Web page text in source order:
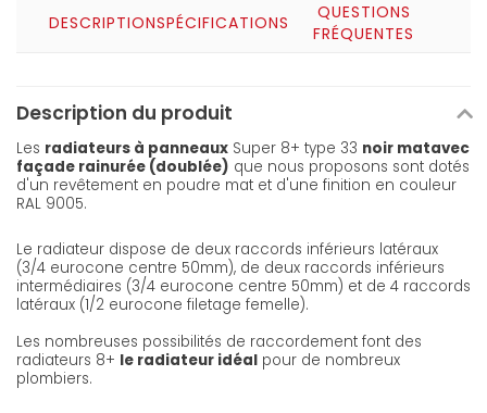
DESCRIPTIONSPÉCIFICATIONS
QUESTIONS
FRÉQUENTES
Description du produit
Les radiateurs à panneaux Super 8+ type 33 noir matavec
façade rainurée (doublée) que nous proposons sont dotés
d'un revêtement en poudre mat et d'une finition en couleur
RAL 9005.
Le radiateur dispose de deux raccords inférieurs latéraux
(3/4 eurocone centre 50mm), de deux raccords inférieurs
intermédiaires (3/4 eurocone centre 50mm) et de 4 raccords
latéraux (1/2 eurocone filetage femelle).
Les nombreuses possibilités de raccordement font des
radiateurs 8+ le radiateur idéal pour de nombreux
plombiers.